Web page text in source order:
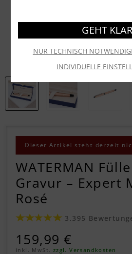
Dieser Artikel steht derzeit
WATERMAN
Gravur – Expert
Rosé
3.395
159,99 €
inkl. MwSt. zzgl. Versandkosten
INDIVIDUELLE
NUR TECHNISCH
GEHT